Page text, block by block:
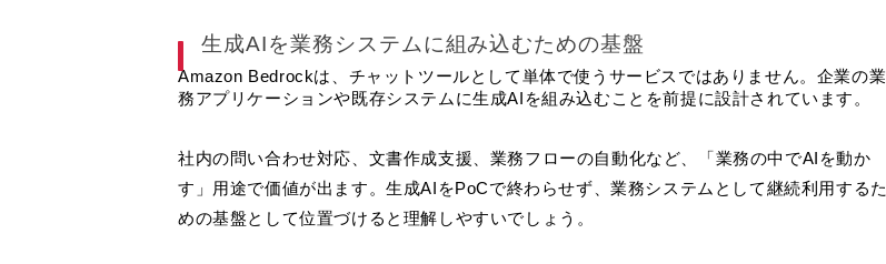
生成AIを業務システムに組み込むための基盤
Amazon Bedrockは、チャットツールとして単体で使うサービスではありません。企業の業
務アプリケーションや既存システムに生成AIを組み込むことを前提に設計されています。
社内の問い合わせ対応、文書作成支援、業務フローの自動化など、「業務の中でAIを動か
す」用途で価値が出ます。生成AIをPoCで終わらせず、業務システムとして継続利用するた
めの基盤として位置づけると理解しやすいでしょう。